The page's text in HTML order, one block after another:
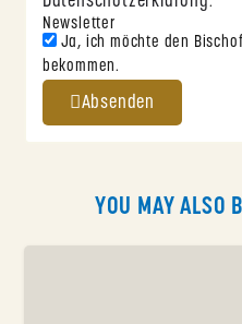
Newsletter
Ja, ich möchte den
bekommen.
Absenden
YOU MAY ALSO